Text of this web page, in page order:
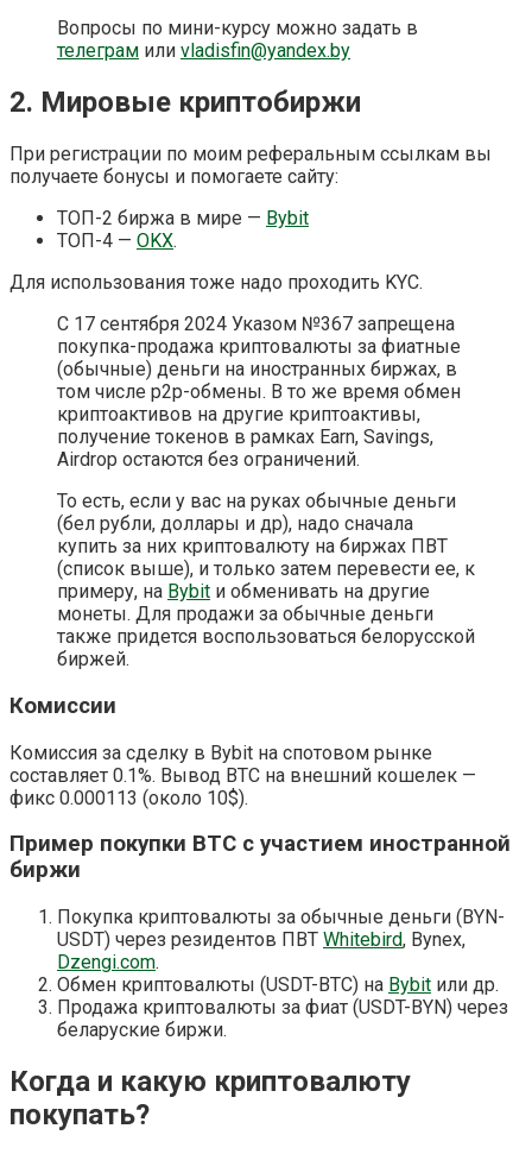
Вопросы по мини-курсу можно задать в
телеграм или vladisfin@yandex.by
2. Мировые криптобиржи
При регистрации по моим реферальным ссылкам вы
получаете бонусы и помогаете сайту:
ТОП-2 биржа в мире — Bybit
ТОП-4 — OKX.
Для использования тоже надо проходить KYC.
С 17 сентября 2024 Указом №367 запрещена
покупка-продажа криптовалюты за фиатные
(обычные) деньги на иностранных биржах, в
том числе p2p-обмены. В то же время обмен
криптоактивов на другие криптоактивы,
получение токенов в рамках Earn, Savings,
Airdrop остаются без ограничений.
То есть, если у вас на руках обычные деньги
(бел рубли, доллары и др), надо сначала
купить за них криптовалюту на биржах ПВТ
(список выше), и только затем перевести ее, к
примеру, на Bybit и обменивать на другие
монеты. Для продажи за обычные деньги
также придется воспользоваться белорусской
биржей.
Комиссии
Комиссия за сделку в Bybit на спотовом рынке
составляет 0.1%. Вывод BTC на внешний кошелек —
фикс 0.000113 (около 10$).
Пример покупки BTC с участием иностранной
биржи
Покупка криптовалюты за обычные деньги (BYN-
USDT) через резидентов ПВТ Whitebird, Bynex,
Dzengi.com.
Обмен криптовалюты (USDT-BTC) на Bybit или др.
Продажа криптовалюты за фиат (USDT-BYN) через
беларуские биржи.
Когда и какую криптовалюту
покупать?